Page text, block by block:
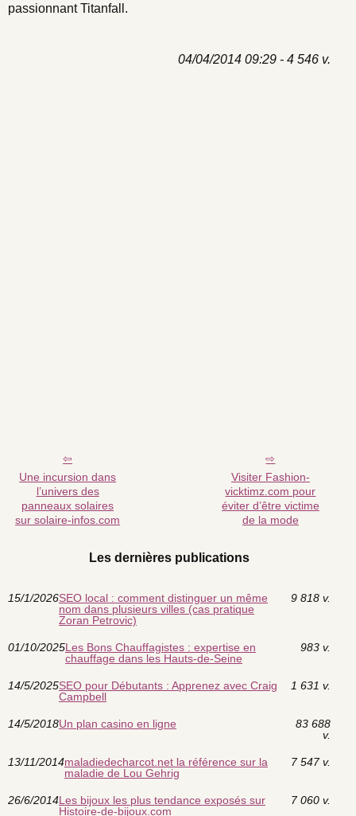
passionnant Titanfall.
04/04/2014 09:29 - 4 546 v.
Une incursion dans
l’univers des
panneaux solaires
sur solaire-infos.com
Visiter Fashion-
vicktimz.com pour
éviter d’être victime
de la mode
Les dernières publications
15/1/2026SEO local : comment distinguer un même
nom dans plusieurs villes (cas pratique
Zoran Petrovic)
9 818 v.
01/10/2025Les Bons Chauffagistes : expertise en
chauffage dans les Hauts-de-Seine
983 v.
14/5/2025SEO pour Débutants : Apprenez avec Craig
Campbell
1 631 v.
14/5/2018Un plan casino en ligne
83 688
v.
13/11/2014maladiedecharcot.net la référence sur la
maladie de Lou Gehrig
7 547 v.
26/6/2014Les bijoux les plus tendance exposés sur
Histoire-de-bijoux.com
7 060 v.